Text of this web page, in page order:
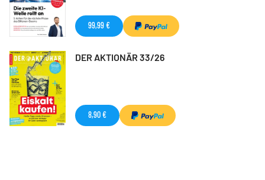
99,99 €
DER AKTIONÄR 33/26
8,90 €